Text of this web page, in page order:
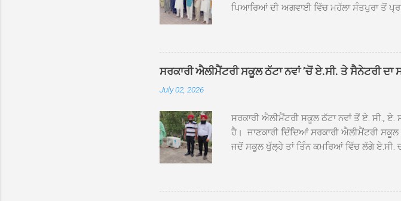
ਪਿਆਰਿਆਂ ਦੀ ਅਗਵਾਈ ਵਿੱਚ ਮਹੱਲਾ ਸੰਤਪੁਰਾ ਤੋਂ
ਦਮਦਮਾ ਸਾਹਿਬ ਠੱਟਾ ਵਿਖੇ ਪਹੁੰਚਿਆ। ਨਗਰ
ਸੰਤ ਬਾਬਾ ਹਰਜੀਤ ਸਿੰਘ ਤੇ ਇਲਾਕੇ ਦੀਆਂ ਸੰਗਤਾਂ
ਦਮਦਮਾ ਸਾਹਿਬ ਠੱਟਾ ਵਿਖੇ ਨਗਰ ਕੀਰਤਨ ਦੇ
ਪ੍ਰਬੰਧਕਾਂ ਦਾ ਗੁਰਦੁਆਰਾ ਦਮਦਮਾ ਸਾਹਿਬ ਠੱਟਾ ਦੇ
ਸਰਕਾਰੀ ਐਲੀਮੈਂਟਰੀ ਸਕੂਲ ਠੱਟਾ ਨਵਾਂ ’ਚੋਂ ਏ.ਸੀ. ਤੇ ਸੈਨੇਟਰੀ ਦਾ
July 02, 2026
ਸਰਕਾਰੀ ਐਲੀਮੈਂਟਰੀ ਸਕੂਲ ਠੱਟਾ ਨਵਾਂ ਤੋਂ ਏ. ਸੀ., ਏ.
ਹੈ। ਜਾਣਕਾਰੀ ਦਿੰਦਿਆਂ ਸਰਕਾਰੀ ਐਲੀਮੈਂਟਰੀ
ਜਦੋਂ ਸਕੂਲ ਖੁੱਲ੍ਹੇ ਤਾਂ ਤਿੰਨ ਕਮਰਿਆਂ ਵਿੱਚ ਲੱਗੇ ਏ.ਸੀ.
ਹੋਈਆਂ ਸਨ। ਉਨ੍ਹਾਂ ਦੱਸਿਆ ਕਿ ਉਹ ਛੁੱਟੀਆਂ ਦੌਰਾਨ
20 ਤੋਂ 30 ਜੂਨ ਵਿਚਕਾਰ ਹੋਈ ਜਾਪਦੀ ਹੈ। ਇਸ ਮੌਕੇ